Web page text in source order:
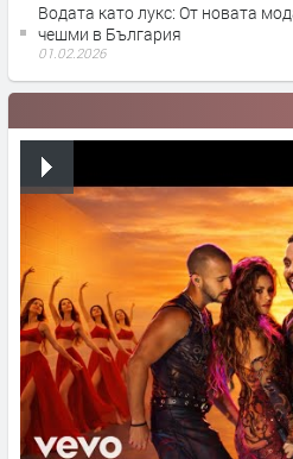
Водата като лукс: От новата
чешми в България
01.02.2026